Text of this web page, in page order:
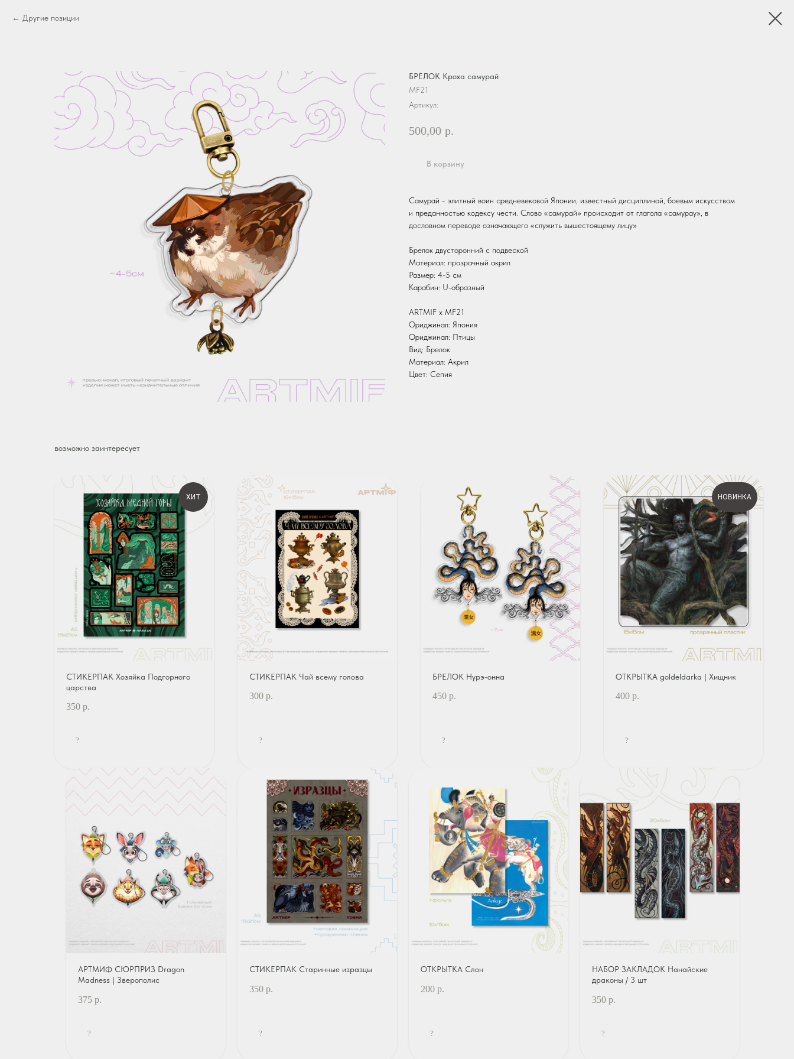
Другие позиции
БРЕЛОК Кроха самурай
MF21
Артикул:
500,00 р.
В корзину
Самурай - элитный воин средневековой Японии, известный дисциплиной, боевым искусством
и преданностью кодексу чести. Слово «самурай» происходит от глагола «самурау», в
дословном переводе означающего «служить вышестоящему лицу»
Брелок двусторонний с подвеской
Материал: прозрачный акрил
Размер: 4-5 см
Карабин: U-образный
ARTMIF х MF21
Ориджинал: Япония
Ориджинал: Птицы
Вид: Брелок
Материал: Акрил
Цвет: Сепия
возможно заинтересует
ХИТ
СТИКЕРПАК Хозяйка Подгорного
царства
350 р.
?
СТИКЕРПАК Чай всему голова
300 р.
?
БРЕЛОК Нурэ-онна
450 р.
?
НОВИНКА
ОТКРЫТКА goldeldarka | Хищник
400 р.
?
АРТМИФ СЮРПРИЗ Dragon
Madness | Зверополис
375 р.
?
СТИКЕРПАК Старинные изразцы
350 р.
?
ОТКРЫТКА Слон
200 р.
?
НАБОР ЗАКЛАДОК Нанайские
драконы / 3 шт
350 р.
?